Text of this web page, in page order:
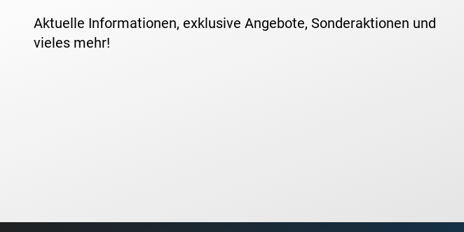
Aktuelle Informationen, exklusive Angebote, Sonderaktionen und
vieles mehr!